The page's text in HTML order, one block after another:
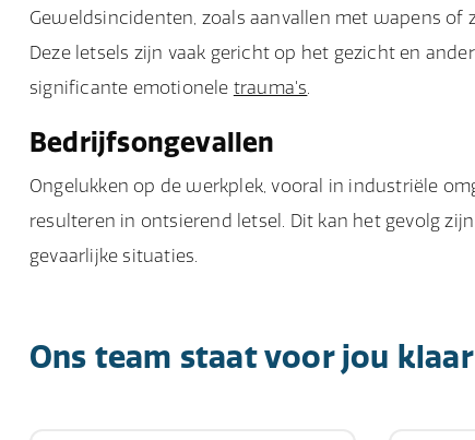
Geweldsincidenten, zoals aanvallen met wapens
Deze letsels zijn vaak gericht op het gezicht en
significante emotionele trauma's.
Bedrijfsongevallen
Ongelukken op de werkplek, vooral in industriële
resulteren in ontsierend letsel. Dit kan het gevolg
gevaarlijke situaties.
Ons team staat voor jou klaar